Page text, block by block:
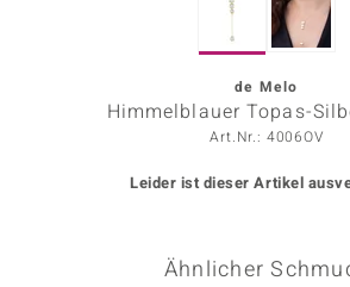
de Melo
Himmelblauer Topas-
Art.Nr.: 4006OV
Leider ist dieser Artikel
Ähnlicher